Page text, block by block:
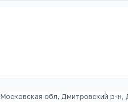
Московская обл, Дмитровский р-н,